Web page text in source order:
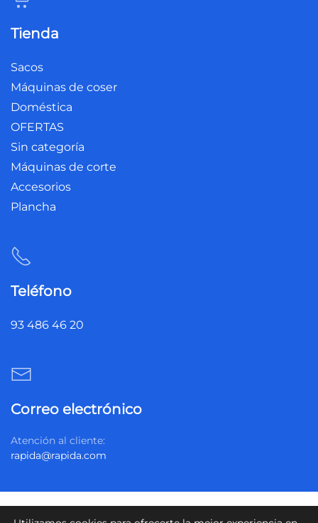
Tienda
Sacos
Máquinas de coser
Doméstica
OFERTAS
Sin categoría
Máquinas de corte
Accesorios
Plancha
Teléfono
93 486 46 20
Correo electrónico
Atención al cliente:
rapida@rapida.com